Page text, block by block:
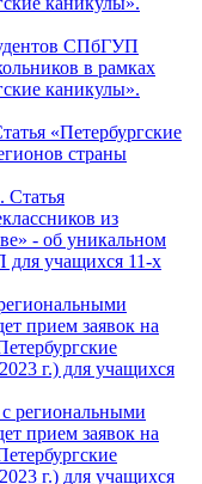
СПбГУП
в рамках
каникулы».
Статья
из
- об уникальном
учащихся 11-х
региональными
прием заявок на
г.) для учащихся